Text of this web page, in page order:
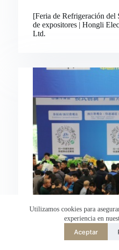
Utilizamos cookies para
experiencia en
Aceptar
[Feria de Refrigeración del
de expositores | Hongli
Ltd.